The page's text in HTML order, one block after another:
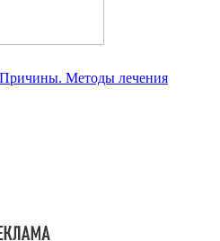
Методы лечения